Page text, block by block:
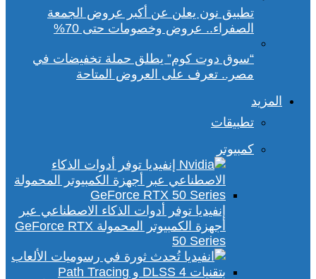
تطبيق نون يعلن عن أكبر عروض الجمعة
الصفراء.. عروض وخصومات حتى 70%
“سوق دوت كوم” يطلق حملة تخفيضات في
مصر.. تعرف على العروض المتاحة
المزيد
تطبيقات
كمبيوتر
إنفيديا توفر أدوات الذكاء الاصطناعي عبر
أجهزة الكمبيوتر المحمولة GeForce RTX
50 Series